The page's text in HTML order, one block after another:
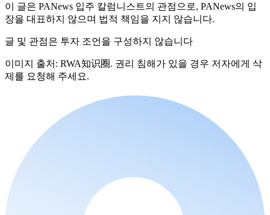
이 글은 PANews 입주 칼럼니스트의 관점으로, PANews의 입
장을 대표하지 않으며 법적 책임을 지지 않습니다.
글 및 관점은 투자 조언을 구성하지 않습니다
이미지 출처: RWA知识圈. 권리 침해가 있을 경우 저자에게 삭
제를 요청해 주세요.